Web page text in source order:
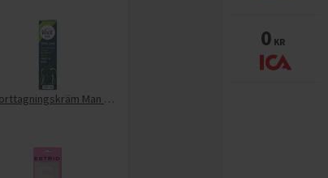
Hårborttagningskräm Man normal
0 KR